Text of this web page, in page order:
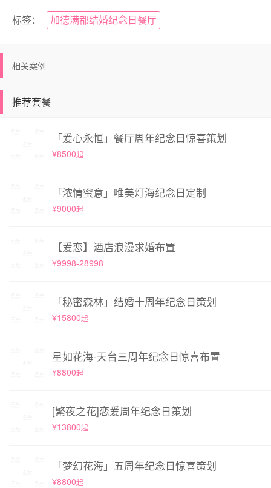
标签： 加德满都结婚纪念日餐厅
相关案例
推荐套餐
「爱心永恒」餐厅周年纪念日惊喜策划
¥8500起
「浓情蜜意」唯美灯海纪念日定制
¥9000起
【爱恋】酒店浪漫求婚布置
¥9998-28998
「秘密森林」结婚十周年纪念日策划
¥15800起
星如花海-天台三周年纪念日惊喜布置
¥8800起
[繁夜之花]恋爱周年纪念日策划
¥13800起
「梦幻花海」五周年纪念日惊喜策划
¥8800起